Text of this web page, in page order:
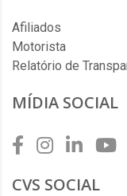
Afiliados
Motorista
Relatório de
MÍDIA SOCIAL
CVS SOCIAL